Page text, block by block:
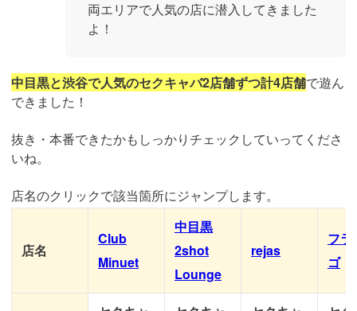
両エリアで人気の店に潜入してきました
よ！
中目黒と渋谷で人気のセクキャバ2店舗ずつ計4店舗で遊ん
できました！
抜き・本番できたかもしっかりチェックしていってくださ
いね。
店名のクリックで該当箇所にジャンプします。
店名
Club
Minuet
中目黒
2shot
Lounge
rejas
フラ
ゴ